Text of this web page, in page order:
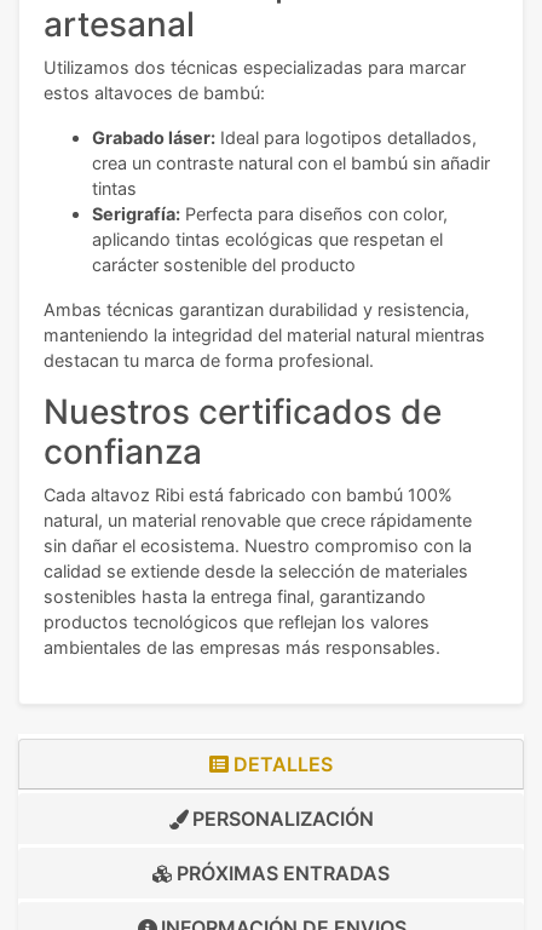
artesanal
Utilizamos dos técnicas especializadas para marcar
estos altavoces de bambú:
Grabado láser: Ideal para logotipos detallados,
crea un contraste natural con el bambú sin añadir
tintas
Serigrafía: Perfecta para diseños con color,
aplicando tintas ecológicas que respetan el
carácter sostenible del producto
Ambas técnicas garantizan durabilidad y resistencia,
manteniendo la integridad del material natural mientras
destacan tu marca de forma profesional.
Nuestros certificados de
confianza
Cada altavoz Ribi está fabricado con bambú 100%
natural, un material renovable que crece rápidamente
sin dañar el ecosistema. Nuestro compromiso con la
calidad se extiende desde la selección de materiales
sostenibles hasta la entrega final, garantizando
productos tecnológicos que reflejan los valores
ambientales de las empresas más responsables.
DETALLES
PERSONALIZACIÓN
PRÓXIMAS ENTRADAS